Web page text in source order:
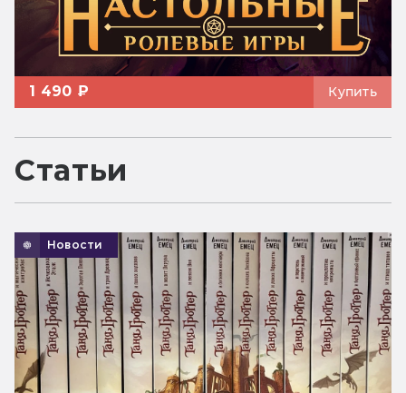
1 490 ₽ Купить
Статьи
Новости